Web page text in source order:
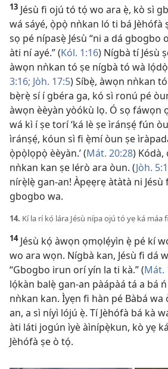
13 Jésù fi ojú tó tọ́ wo ara ẹ̀, kò sì
wá sáyé, ọ̀pọ̀ nǹkan ló ti bá Jèhófà
sọ pé nípasẹ̀ Jésù “ni a dá
àti ní ayé.” (Kól. 1:16) Nígbà tí Jésù
àwọn nǹkan tó ṣe nígbà tó wà
3:16; Jòh. 17:5) Síbẹ̀, àwọn nǹkan
bẹ̀rẹ̀ sí í gbéra ga, kó sì ronú pé
àwọn èèyàn yòókù lọ. Ó sọ fáwọn
wá kì í ṣe torí ‘ká lè ṣe ìránṣẹ́ fún
ìránṣẹ́, kóun sì fi ẹ̀mí òun ṣe
ọ̀pọ̀lọpọ̀ èèyàn.’ (Mát. 20:28) Kódà,
nǹkan kan ṣe lérò ara òun. (Jòh.
nírẹ̀lẹ̀ gan-an! Àpẹẹrẹ àtàtà ni Jésù
gbogbo wa.
14. Kí la rí kọ́ lára Jésù nípa ojú tó yẹ ká máa
14Jésù kọ́ àwọn ọmọlẹ́yìn ẹ̀ pé kí
wo ara wọn. Nígbà kan, Jésù fi dá
“Gbogbo irun orí yín la ti kà.” (Mát.
lọ́kàn balẹ̀ gan-an pàápàá tá a bá
nǹkan kan. Ìyẹn fi hàn pé Bàbá
an, a sì níyì lójú ẹ̀. Tí Jèhófà bá kà
àti láti jogún ìyè àìnípẹ̀kun, kò yẹ
Jèhófà ṣe ò tọ́.